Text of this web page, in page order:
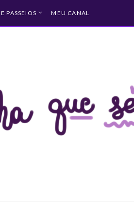
PASSEIOS MEU CANAL